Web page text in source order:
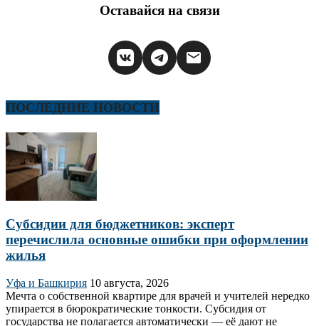
Оставайся на связи
ПОСЛЕДНИЕ НОВОСТИ
Субсидии для бюджетников: эксперт
перечислила основные ошибки при оформлении
жилья
Уфа и Башкирия 10 августа, 2026
Мечта о собственной квартире для врачей и учителей нередко
упирается в бюрократические тонкости. Субсидия от
государства не полагается автоматически — её дают не